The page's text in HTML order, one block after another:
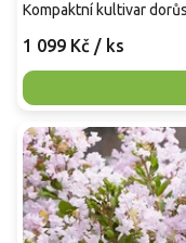
1 099 Kč / ks
Kompaktní kultivar